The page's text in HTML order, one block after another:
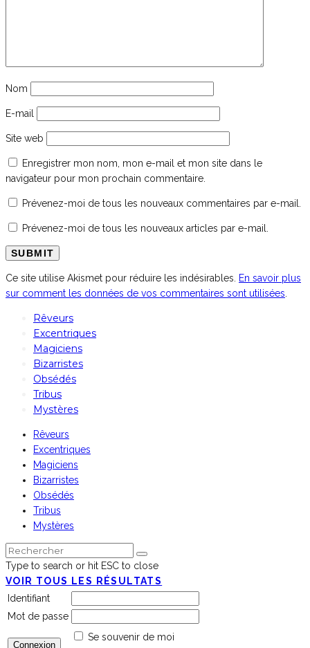
Nom
E-mail
Site web
Enregistrer mon nom, mon e-mail et mon site dans le
navigateur pour mon prochain commentaire.
Prévenez-moi de tous les nouveaux commentaires par e-mail.
Prévenez-moi de tous les nouveaux articles par e-mail.
Ce site utilise Akismet pour réduire les indésirables. En savoir plus
sur comment les données de vos commentaires sont utilisées.
Rêveurs
Excentriques
Magiciens
Bizarristes
Obsédés
Tribus
Mystères
Rêveurs
Excentriques
Magiciens
Bizarristes
Obsédés
Tribus
Mystères
Type to search or hit ESC to close
VOIR TOUS LES RÉSULTATS
Identifiant
Mot de passe
Se souvenir de moi